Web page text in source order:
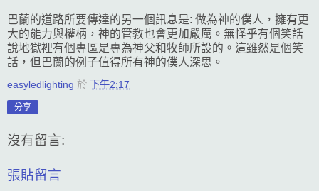
巴蘭的道路所要傳達的另一個訊息是: 做為神的僕人，擁有更
大的能力與權柄，神的管教也會更加嚴厲。無怪乎有個笑話
說地獄裡有個專區是專為神父和牧師所設的。這雖然是個笑
話，但巴蘭的例子值得所有神的僕人深思。
easyledlighting 於 下午2:17
分享
沒有留言:
張貼留言